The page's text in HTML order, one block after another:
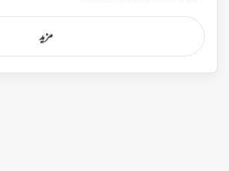
مزید